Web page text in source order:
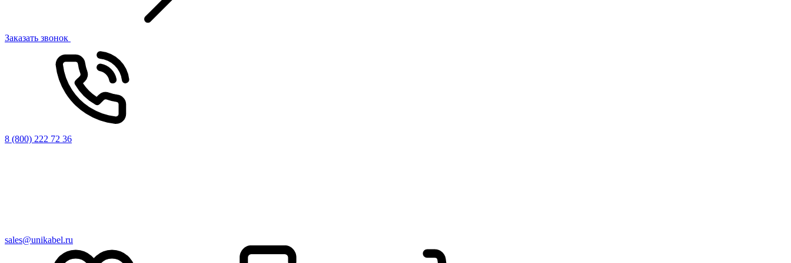
Заказать звонок
8 (800) 222 72 36
sales@unikabel.ru